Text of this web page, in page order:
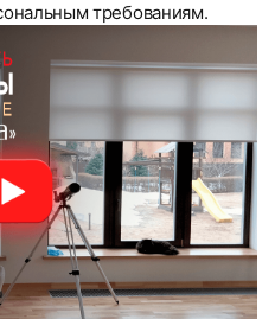
требованиям.